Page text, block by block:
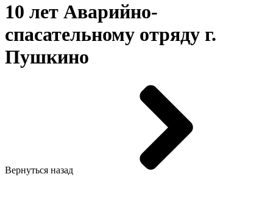
10 лет Аварийно-
спасательному отряду г.
Пушкино
Вернуться назад